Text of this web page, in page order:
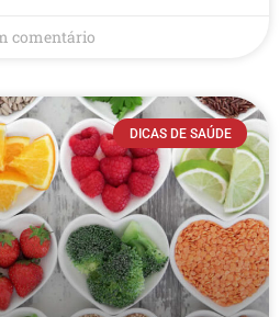
comentário
DICAS DE SAÚDE